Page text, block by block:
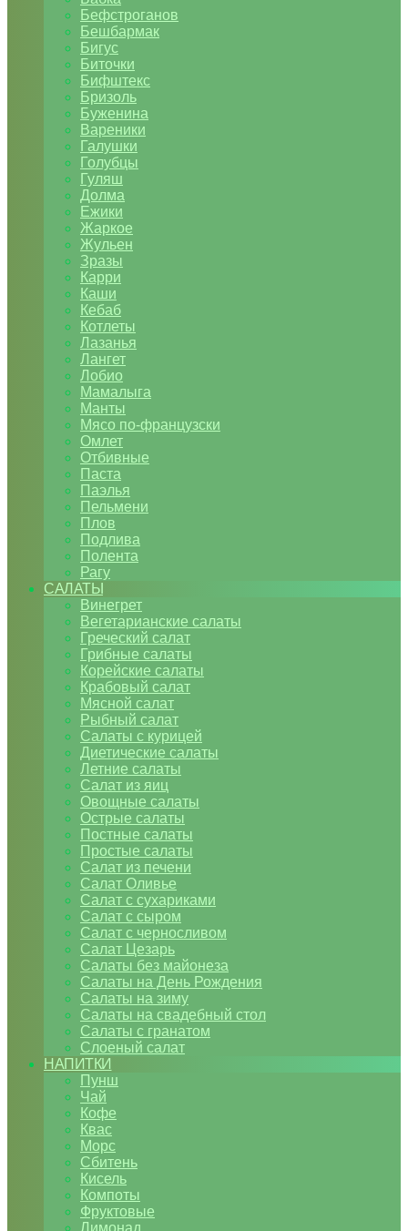
Бефстроганов
Бешбармак
Бигус
Биточки
Бифштекс
Бризоль
Буженина
Вареники
Галушки
Голубцы
Гуляш
Долма
Ежики
Жаркое
Жульен
Зразы
Карри
Каши
Кебаб
Котлеты
Лазанья
Лангет
Лобио
Мамалыга
Манты
Мясо по-французски
Омлет
Отбивные
Паста
Паэлья
Пельмени
Плов
Подлива
Полента
Рагу
САЛАТЫ
Винегрет
Вегетарианские салаты
Греческий салат
Грибные салаты
Корейские салаты
Крабовый салат
Мясной салат
Рыбный салат
Салаты с курицей
Диетические салаты
Летние салаты
Салат из яиц
Овощные салаты
Острые салаты
Постные салаты
Простые салаты
Салат из печени
Салат Оливье
Салат с сухариками
Салат с сыром
Салат с черносливом
Салат Цезарь
Салаты без майонеза
Салаты на День Рождения
Салаты на зиму
Салаты на свадебный стол
Салаты с гранатом
Слоеный салат
НАПИТКИ
Пунш
Чай
Кофе
Квас
Морс
Сбитень
Кисель
Компоты
Фруктовые
Лимонад